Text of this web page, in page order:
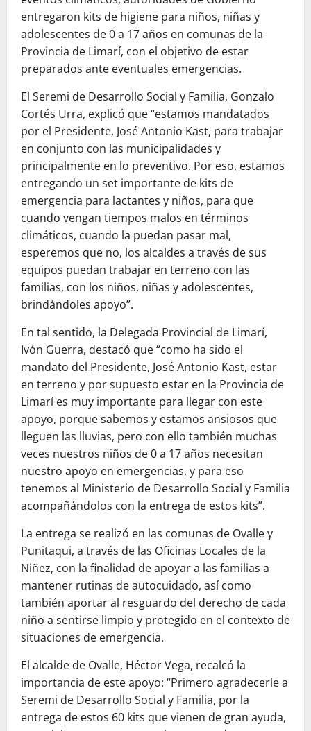
entregaron kits de higiene para niños, niñas y
adolescentes de 0 a 17 años en comunas de la
Provincia de Limarí, con el objetivo de estar
preparados ante eventuales emergencias.
El Seremi de Desarrollo Social y Familia, Gonzalo
Cortés Urra, explicó que “estamos mandatados
por el Presidente, José Antonio Kast, para trabajar
en conjunto con las municipalidades y
principalmente en lo preventivo. Por eso, estamos
entregando un set importante de kits de
emergencia para lactantes y niños, para que
cuando vengan tiempos malos en términos
climáticos, cuando la puedan pasar mal,
esperemos que no, los alcaldes a través de sus
equipos puedan trabajar en terreno con las
familias, con los niños, niñas y adolescentes,
brindándoles apoyo”.
En tal sentido, la Delegada Provincial de Limarí,
Ivón Guerra, destacó que “como ha sido el
mandato del Presidente, José Antonio Kast, estar
en terreno y por supuesto estar en la Provincia de
Limarí es muy importante para llegar con este
apoyo, porque sabemos y estamos ansiosos que
lleguen las lluvias, pero con ello también muchas
veces nuestros niños de 0 a 17 años necesitan
nuestro apoyo en emergencias, y para eso
tenemos al Ministerio de Desarrollo Social y Familia
acompañándolos con la entrega de estos kits”.
La entrega se realizó en las comunas de Ovalle y
Punitaqui, a través de las Oficinas Locales de la
Niñez, con la finalidad de apoyar a las familias a
mantener rutinas de autocuidado, así como
también aportar al resguardo del derecho de cada
niño a sentirse limpio y protegido en el contexto de
situaciones de emergencia.
El alcalde de Ovalle, Héctor Vega, recalcó la
importancia de este apoyo: “Primero agradecerle a
Seremi de Desarrollo Social y Familia, por la
entrega de estos 60 kits que vienen de gran ayuda,